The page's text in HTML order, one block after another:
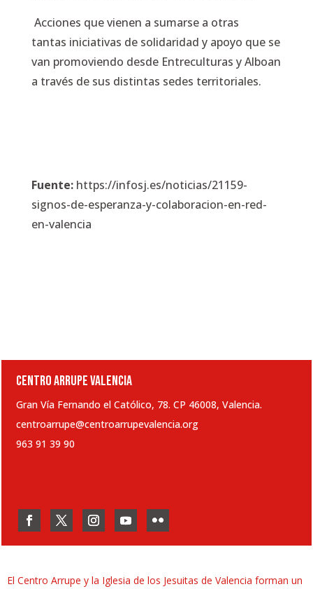
Acciones que vienen a sumarse a otras
tantas iniciativas de solidaridad y apoyo que se
van promoviendo desde Entreculturas y Alboan
a través de sus distintas sedes territoriales.
Fuente: https://infosj.es/noticias/21159-
signos-de-esperanza-y-colaboracion-en-red-
en-valencia
CENTRO ARRUPE VALENCIA
Gran Vía Fernando el Católico, 78. CP 46008, Valencia.
centroarrupe@centroarrupevalencia.org
963 91 39 90
El Centro Arrupe y la Iglesia de los Jesuitas de Valencia forman un